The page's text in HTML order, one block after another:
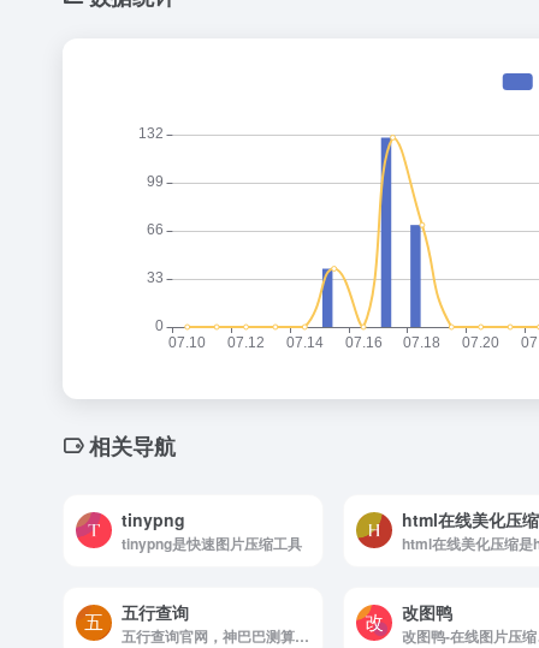
相关导航
tinypng
tinypng是快速图片压缩工具
html在线美化压缩
五行查询
五行查询官网，神巴巴测算可提供免费生辰八字五行查询，八字五行查询在实践中不断发展，每一个阶梯的递进，都包含着五行相生相克与历代学者实践五行缺什么查询的辛勤付出。八字五行分析详解，让您方便推测自身命理，知晓自己的命格好坏！ 神巴巴星座网
改图鸭